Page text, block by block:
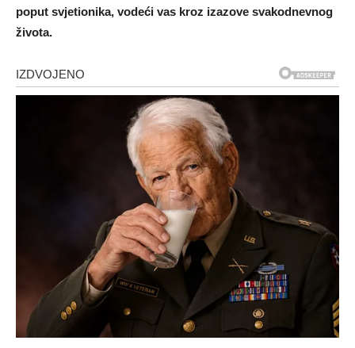
poput svjetionika, vodeći vas kroz izazove svakodnevnog
života.